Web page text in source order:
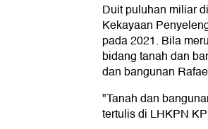
Duit puluhan miliar
Kekayaan
pada 2021. Bila
bidang tanah dan
dan bangunan
"Tanah dan
tertulis di LHKPN